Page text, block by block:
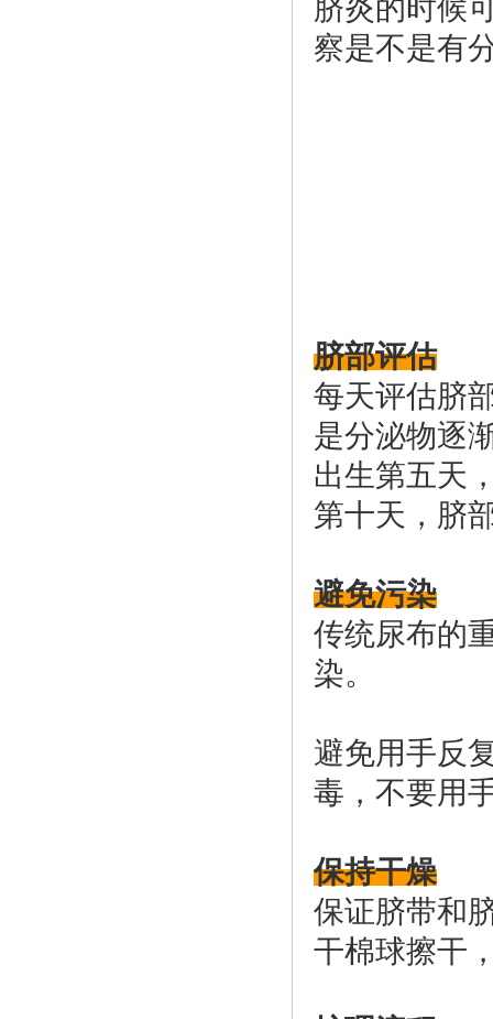
脐炎的时候
察是不是有
脐部评估
每天评估脐
是分泌物逐
出生第五天
第十天，脐
避免污染
传统尿布的
染。
避免用手反
毒，不要用
保持干燥
保证脐带和
干棉球擦干